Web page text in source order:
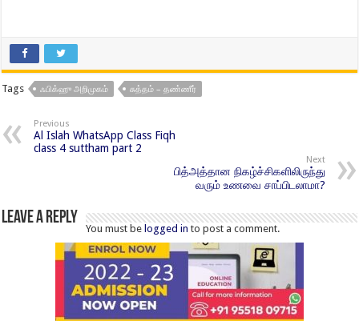
Tags ஃபிக்ஹு அறிமுகம் சுத்தம் – தண்ணீர்
Previous
Al Islah WhatsApp Class Fiqh
class 4 suttham part 2
Next
பித்அத்தான நிகழ்ச்சிகளிலிருந்து
வரும் உணவை சாப்பிடலாமா?
Leave a Reply
You must be logged in to post a comment.